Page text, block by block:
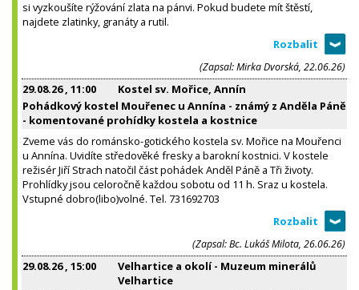
si vyzkoušíte rýžování zlata na pánvi. Pokud budete mít štěstí,
najdete zlatinky, granáty a rutil.
(Zapsal: Mirka Dvorská, 22.06.26)
29.08.26, 11:00
Kostel sv. Mořice, Annín
Pohádkový kostel Mouřenec u Annína - známý z Anděla Páně
- komentované prohídky kostela a kostnice
Zveme vás do románsko-gotického kostela sv. Mořice na Mouřenci
u Annína. Uvidíte středověké fresky a barokní kostnici. V kostele
režisér Jiří Strach natočil část pohádek Anděl Páně a Tři životy.
Prohlídky jsou celoročně každou sobotu od 11 h. Sraz u kostela.
Vstupné dobro(libo)volné. Tel. 731692703
(Zapsal: Bc. Lukáš Milota, 26.06.26)
29.08.26, 15:00
Velhartice a okolí - Muzeum minerálů
Velhartice